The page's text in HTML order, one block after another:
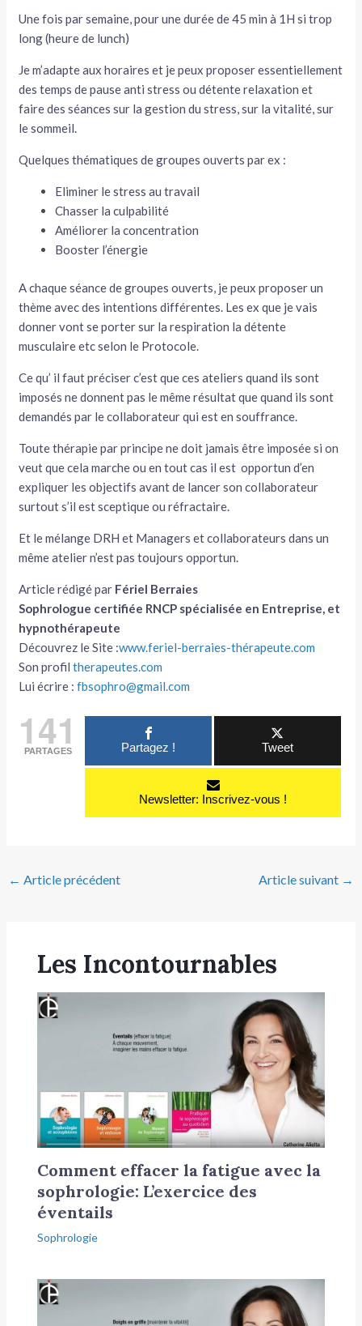
Une fois par semaine, pour une durée de 45 min à 1H si trop
long (heure de lunch)
Je m’adapte aux horaires et je peux proposer essentiellement
des temps de pause anti stress ou détente relaxation et
faire des séances sur la gestion du stress, sur la vitalité, sur
le sommeil.
Quelques thématiques de groupes ouverts par ex :
Eliminer le stress au travail
Chasser la culpabilité
Améliorer la concentration
Booster l’énergie
A chaque séance de groupes ouverts, je peux proposer un
thème avec des intentions différentes. Les ex que je vais
donner vont se porter sur la respiration la détente
musculaire etc selon le Protocole.
Ce qu’ il faut préciser c’est que ces ateliers quand ils sont
imposés ne donnent pas le même résultat que quand ils sont
demandés par le collaborateur qui est en souffrance.
Toute thérapie par principe ne doit jamais être imposée si on
veut que cela marche ou en tout cas il est opportun d’en
expliquer les objectifs avant de lancer son collaborateur
surtout s’il est sceptique ou réfractaire.
Et le mélange DRH et Managers et collaborateurs dans un
même atelier n’est pas toujours opportun.
Article rédigé par Fériel Berraies
Sophrologue certifiée RNCP spécialisée en Entreprise, et
hypnothérapeute
Découvrez le Site :www.feriel-berraies-thérapeute.com
Son profiltherapeutes.com
Lui écrire :fbsophro@gmail.com
141
PARTAGES Partagez ! Tweet
Newsletter: Inscrivez-vous !
← Article précédent Article suivant →
Les Incontournables
Comment effacer la fatigue avec la
sophrologie: L’exercice des
éventails
Sophrologie